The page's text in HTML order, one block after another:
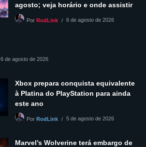
agosto; veja horário e onde assistir
PorRodLink 6 de agosto de 2026
6 de agosto de 2026
Xbox prepara conquista equivalente
à Platina do PlayStation para ainda
este ano
PorRodLink 5 de agosto de 2026
Marvel’s Wolverine terá embargo de